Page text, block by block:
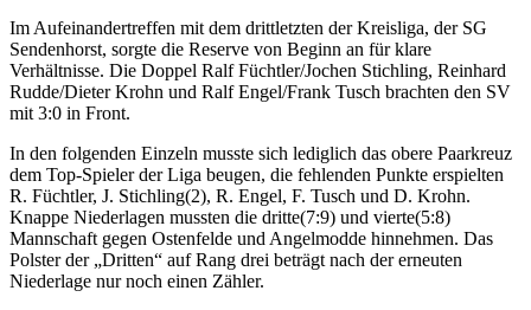
Im Aufeinandertreffen mit dem drittletzten der Kreisliga, der SG
Sendenhorst, sorgte die Reserve von Beginn an für klare
Verhältnisse. Die Doppel Ralf Füchtler/Jochen Stichling, Reinhard
Rudde/Dieter Krohn und Ralf Engel/Frank Tusch brachten den SV
mit 3:0 in Front.
In den folgenden Einzeln musste sich lediglich das obere Paarkreuz
dem Top-Spieler der Liga beugen, die fehlenden Punkte erspielten
R. Füchtler, J. Stichling(2), R. Engel, F. Tusch und D. Krohn.
Knappe Niederlagen mussten die dritte(7:9) und vierte(5:8)
Mannschaft gegen Ostenfelde und Angelmodde hinnehmen. Das
Polster der „Dritten“ auf Rang drei beträgt nach der erneuten
Niederlage nur noch einen Zähler.